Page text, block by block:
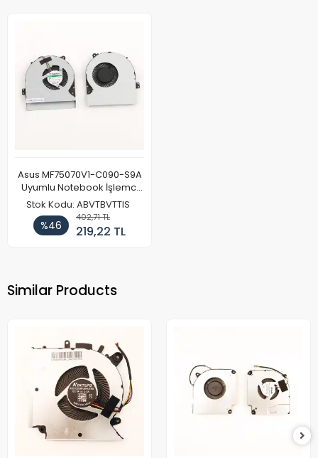
Asus MF75070V1-C090-S9A
Uyumlu Notebook İşlemci
Fanı
Stok Kodu: ABVTBVTTIS
%46
402,71 TL
219,22 TL
Similar Products